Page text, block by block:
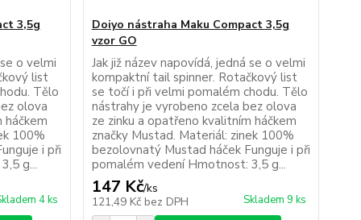
3,5g
o velmi
list
Tělo
olova
háčkem
100%
i při
g...
4 ks
Doiyo nástraha Maku Compact 3,5g
vzor GO
Jak již název napovídá, jedná se o velmi
kompaktní tail spinner. Rotačkový list
se točí i při velmi pomalém chodu. Tělo
nástrahy je vyrobeno zcela bez olova
ze zinku a opatřeno kvalitním háčkem
značky Mustad. Materiál: zinek 100%
bezolovnatý Mustad háček Funguje i při
pomalém vedení Hmotnost: 3,5 g...
147 Kč/ks
121,49 Kč bez DPH Skladem 9 ks